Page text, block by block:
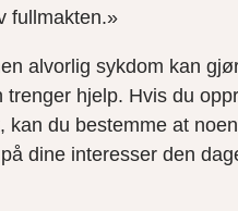
fullmakten.»
alvorlig sykdom kan
trenger hjelp. Hvis du
kan du bestemme at
dine interesser den